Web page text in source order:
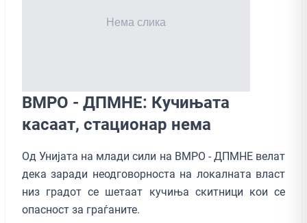
ВМРО - ДПМНЕ: Кучињата
касаат, стационар нема
Од Унијата на млади сили на ВМРО - ДПМНЕ велат
дека заради неодговорноста на локалната власт
низ градот се шетаат кучиња скитници кои се
опасност за граѓаните.